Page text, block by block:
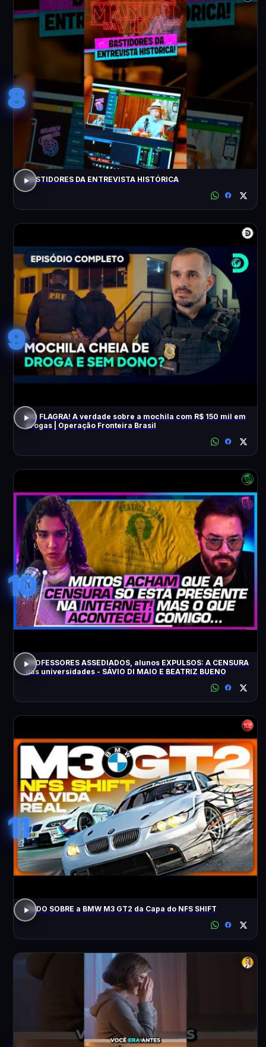
8
BASTIDORES DA ENTREVISTA HISTÓRICA
9
NO FLAGRA! A verdade sobre a mochila com R$ 150 mil em
drogas | Operação Fronteira Brasil
10
PROFESSORES ASSEDIADOS, alunos EXPULSOS: A CENSURA
nas universidades - SÁVIO DI MAIO E BEATRIZ BUENO
11
TUDO SOBRE a BMW M3 GT2 da Capa do NFS SHIFT